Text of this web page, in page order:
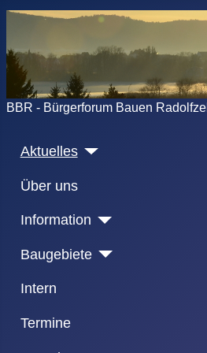
BBR - Bürgerforum Bauen Radolfzell
Aktuelles
Über uns
Information
Baugebiete
Intern
Termine